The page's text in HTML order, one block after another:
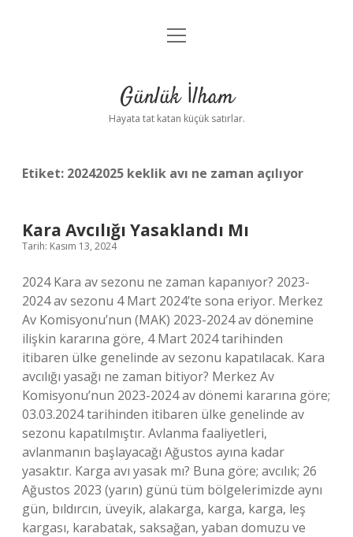
Anasayfa
Yasal Uyarı
menüyü
Günlük İlham
Hayata tat katan küçük satırlar.
Etiket: 20242025 keklik avı ne zaman açılıyor
Kara Avcılığı Yasaklandı Mı
Tarih: Kasım 13, 2024
2024 Kara av sezonu ne zaman kapanıyor? 2023-
2024 av sezonu 4 Mart 2024’te sona eriyor. Merkez
Av Komisyonu’nun (MAK) 2023-2024 av dönemine
ilişkin kararına göre, 4 Mart 2024 tarihinden
itibaren ülke genelinde av sezonu kapatılacak. Kara
avcılığı yasağı ne zaman bitiyor? Merkez Av
Komisyonu’nun 2023-2024 av dönemi kararına göre;
03.03.2024 tarihinden itibaren ülke genelinde av
sezonu kapatılmıştır. Avlanma faaliyetleri,
avlanmanın başlayacağı Ağustos ayına kadar
yasaktır. Karga avı yasak mı? Buna göre; avcılık; 26
Ağustos 2023 (yarın) günü tüm bölgelerimizde aynı
gün, bıldırcın, üveyik, alakarga, karga, karga, leş
kargası, karabatak, saksağan, yaban domuzu ve